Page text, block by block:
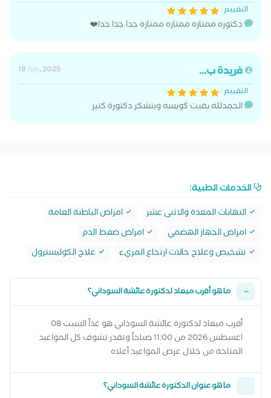
التقييم :
دكتوره ممتازه ممتازه ممتازه جدا جدا جدا❤️
فريدة ب...
18 July, 2025
التقييم :
الحمدلله بقيت كويسه وبتشكر دكتورة كتير
الخدمات الطبية:
التهابات المعدة والاثنى عشر
امراض الباطنة العامة
امراض الجهاز الهضمي
امراض ضغط الدم
تشخيص وعلاج حالات ارتجاع المريء
علاج الكوليسترول
ما هو أقرب ميعاد لدكتورة عائشة السوداني؟
أقرب ميعاد لدكتورة عائشة السوداني هو غداً السبت 08
اغسطس 2026 من 11:00 صباحاً وتقدر تشوف كل المواعيد
المتاحة من خلال عرض المواعيد أعلاه
ما هو عنوان الدكتورة عائشة السوداني؟